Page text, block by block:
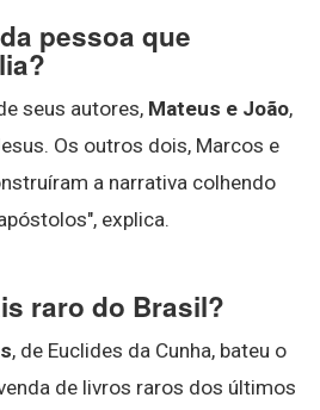
pessoa que
seus autores, Mateus e João,
Os outros dois, Marcos e
a narrativa colhendo
explica.
raro do Brasil?
, de Euclides da Cunha, bateu o
de livros raros dos últimos